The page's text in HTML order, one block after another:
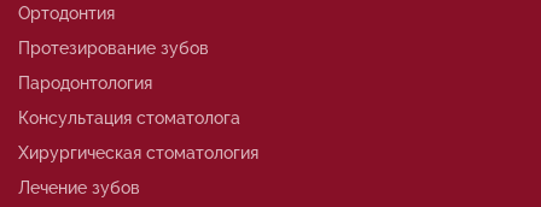
Ортодонтия
Протезирование зубов
Пародонтология
Консультация стоматолога
Хирургическая стоматология
Лечение зубов